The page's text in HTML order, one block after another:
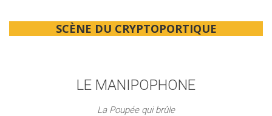
SCÈNE DU CRYPTOPORTIQUE
LE MANIPOPHONE
La Poupée qui brûle